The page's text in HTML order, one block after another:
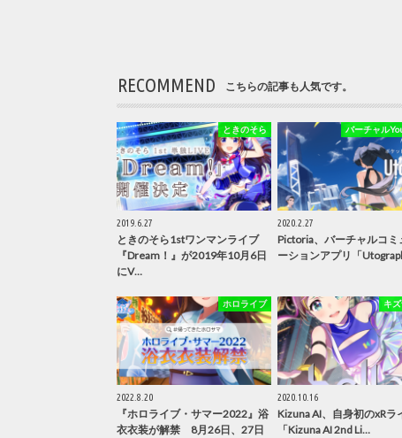
RECOMMEND こちらの記事も人気です。
ときのそら
2019.6.27
ときのそら1stワンマンライブ
『Dream！』が2019年10月6日
にV…
バーチャル
2020.2.27
Pictoria、バーチャルコミ
ーションアプリ「
ホロライブ
2022.8.20
『ホロライブ・サマー2022』浴
衣衣装が解禁 8月26日、27日
キ
2020.10.16
Kizuna AI、自身初のxRラ
「Kizuna AI 2nd Li…